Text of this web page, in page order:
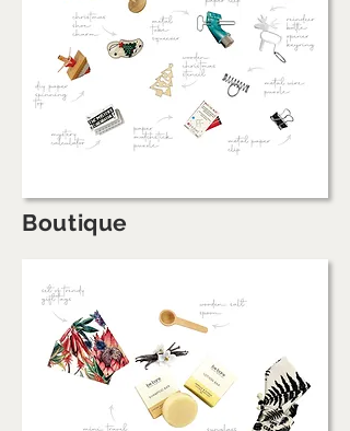
Boutique